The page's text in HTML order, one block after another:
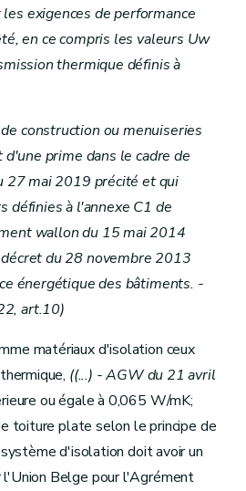
exigences de performance
en ce compris les valeurs Uw
thermique définis à
construction ou menuiseries
prime dans le cadre de
27 mai 2019 précité et qui
définies à l'annexe C1 de
wallon du 15 mai 2014
du 28 novembre 2013
énergétique des bâtiments. -
art.10)
matériaux d'isolation ceux
((...) - AGW du 21 avril
ou égale à 0,065 W/mK;
toiture plate selon le principe de
d'isolation doit avoir un
Belge pour l'Agrément